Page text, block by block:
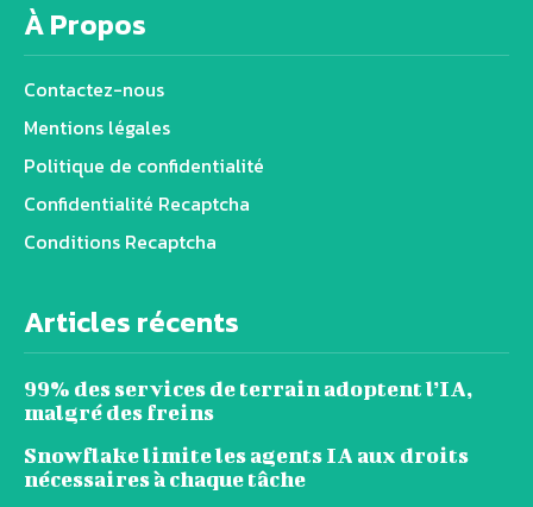
À Propos
Contactez-nous
Mentions légales
Politique de confidentialité
Confidentialité Recaptcha
Conditions Recaptcha
Articles récents
99% des services de terrain adoptent l’IA,
malgré des freins
Snowflake limite les agents IA aux droits
nécessaires à chaque tâche